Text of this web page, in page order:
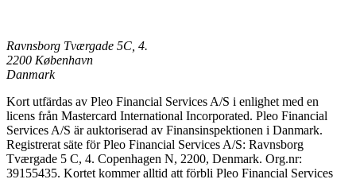
Ravnsborg Tværgade 5C, 4.
2200 København
Danmark
Kort utfärdas av Pleo Financial Services A/S i enlighet med en
licens från Mastercard International Incorporated. Pleo Financial
Services A/S är auktoriserad av Finansinspektionen i Danmark.
Registrerat säte för Pleo Financial Services A/S: Ravnsborg
Tværgade 5 C, 4. Copenhagen N, 2200, Denmark. Org.nr:
39155435. Kortet kommer alltid att förbli Pleo Financial Services